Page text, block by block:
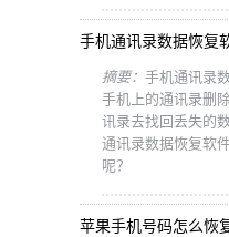
手机通讯录数据恢复
摘要： 手机通讯录
手机上的通讯录删
讯录去找回丢失的
通讯录数据恢复软
呢？
苹果手机号码怎么恢